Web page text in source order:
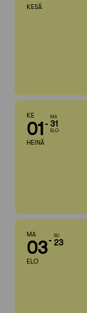
KESÄ
KE
01
HEINÄ
MA
31
ELO
MA
03
ELO
SU
23